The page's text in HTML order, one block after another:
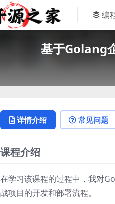
编
基于Golang
详情介绍 常见问题
课程介绍
在学习该课程的过程中，我对
战项目的开发和部署流程。